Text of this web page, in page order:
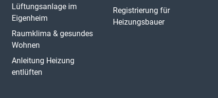
Lüftungsanlage im
Eigenheim
Raumklima & gesundes
Wohnen
Anleitung Heizung
entlüften
Registrierung für
Heizungsbauer